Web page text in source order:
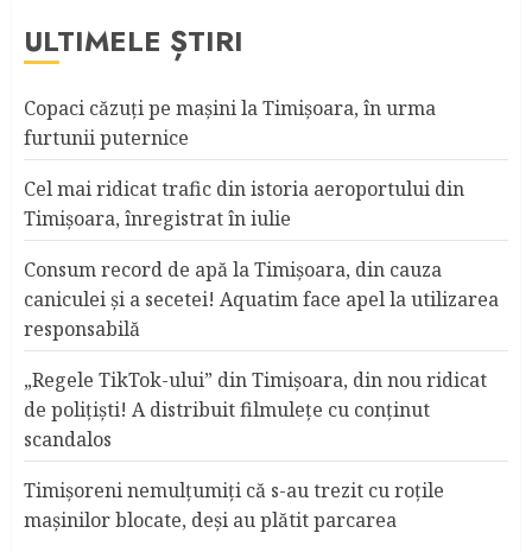
ULTIMELE ȘTIRI
Copaci căzuţi pe maşini la Timişoara, în urma
furtunii puternice
Cel mai ridicat trafic din istoria aeroportului din
Timişoara, înregistrat în iulie
Consum record de apă la Timişoara, din cauza
caniculei şi a secetei! Aquatim face apel la utilizarea
responsabilă
„Regele TikTok-ului” din Timişoara, din nou ridicat
de poliţişti! A distribuit filmuleţe cu conţinut
scandalos
Timişoreni nemulţumiţi că s-au trezit cu roţile
maşinilor blocate, deşi au plătit parcarea